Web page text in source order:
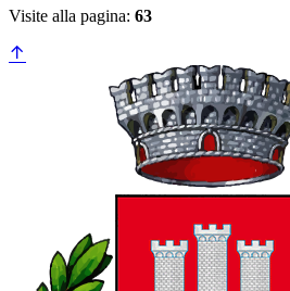
Visite alla pagina: 63